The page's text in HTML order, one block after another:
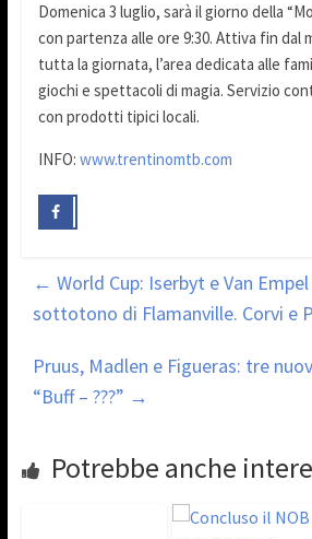
Domenica 3 luglio, sarà il giorno della
con partenza alle ore 9:30. Attiva fin dal
tutta la giornata, l’area dedicata alle
giochi e spettacoli di magia. Servizio
con prodotti tipici locali.
INFO: www.trentinomtb.com
← World Cup: Iserbyt e Van
sottotono di Flamanville. Corvi e
Pruus, Madlen e Figueras: tre
“Buff – ???” →
Potrebbe anche